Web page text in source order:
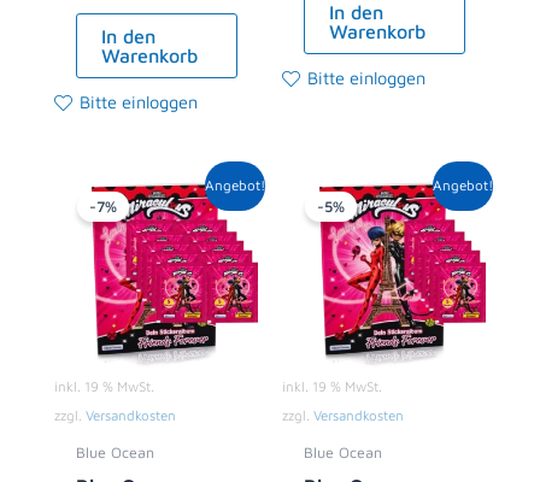
In den
Warenkorb
Bitte einloggen
In den
Warenkorb
Bitte einloggen
Angebot!
-7%
inkl. 19 % MwSt.
zzgl. Versandkosten
Blue Ocean
Ursprünglicher
Preis
war:
13,90 €
Aktueller
Preis
ist:
12,99 €.
Angebot!
-5%
inkl. 19 % MwSt.
zzgl. Versandkosten
Blue Ocean
Ursprünglicher
Preis
war:
8,90 €
Aktueller
Preis
ist:
8,49 €.